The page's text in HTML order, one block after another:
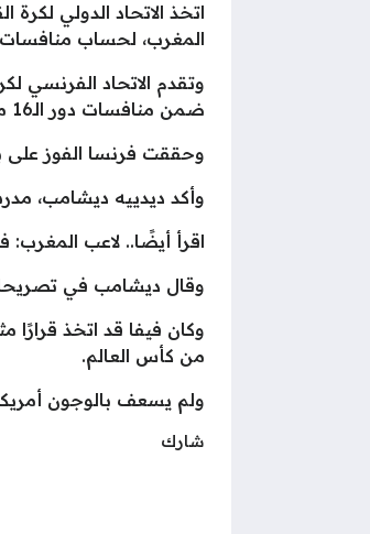
اتخذ الاتحاد الدولي
المغرب، لحساب
وتقدم الاتحاد الفرنسي
ضمن منافسات دور الـ16 من كأس العالم.
وحققت فرنسا الفوز على
وأكد ديدييه ديشامب،
اقرأ أيضًا.. لاعب
وقال ديشامب في تصريحات
من كأس العالم.
ولم يسعف بالوجون أمريكا
شارك